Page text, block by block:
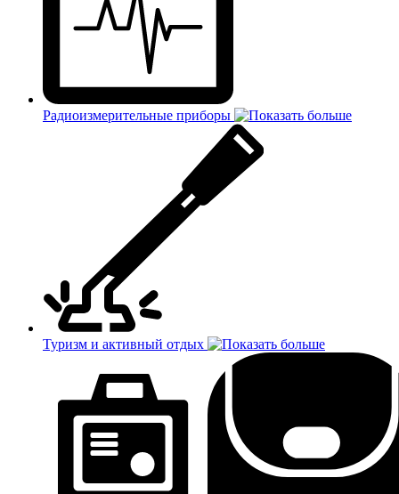
Радиоизмерительные приборы
Туризм и активный отдых